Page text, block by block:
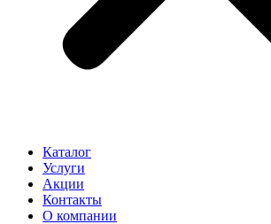
Каталог
Услуги
Акции
Контакты
О компании